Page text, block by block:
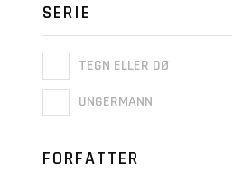
SERIE
TEGN ELLER DØ
UNGERMANN
FORFATTER